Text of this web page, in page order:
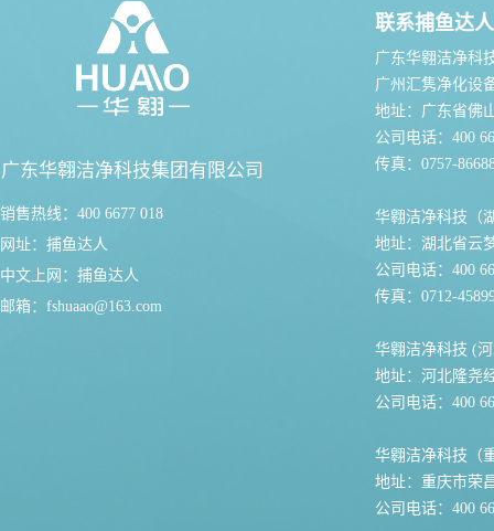
广东华翱洁净科技集团有限公司
销售热线：400 6677 018
网址： 捕鱼达人
中文上网： 捕鱼达人
邮箱： fshuaao@163.com
联系捕鱼达人
广东华翱洁净科
广州汇隽净化设
地址：广东省佛
公司电话：400
传真：0757-
华翱洁净科技（
地址：湖北省云
公司电话：400
传真：0712-
华翱洁净科技 (
地址：河北隆尧
公司电话：400
华翱洁净科技（
地址：重庆市荣
公司电话：400